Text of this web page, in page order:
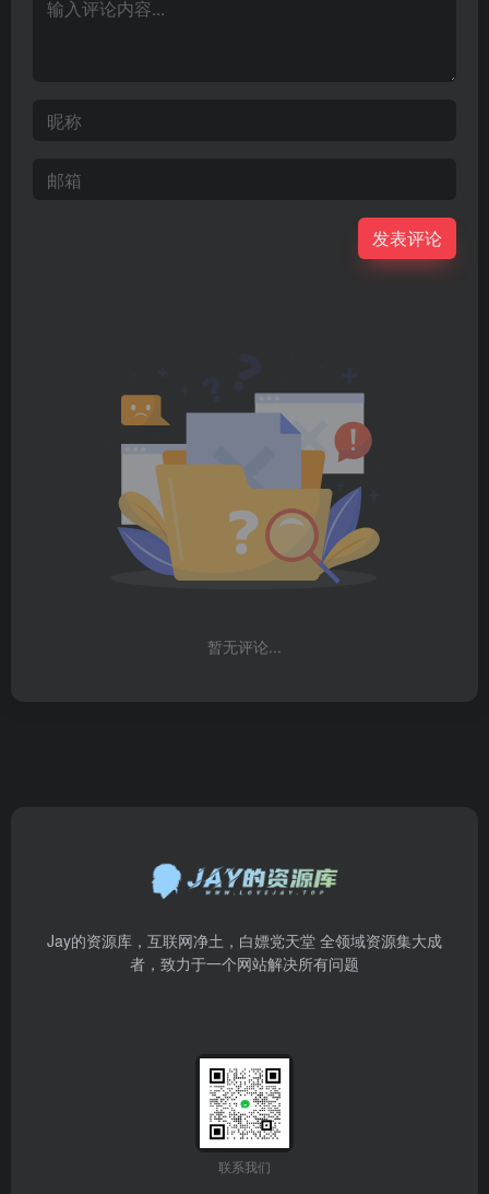
发表评论
暂无评论...
Jay的资源库，互联网净土，白嫖党天堂 全领域资源集大成
者，致力于一个网站解决所有问题
联系我们